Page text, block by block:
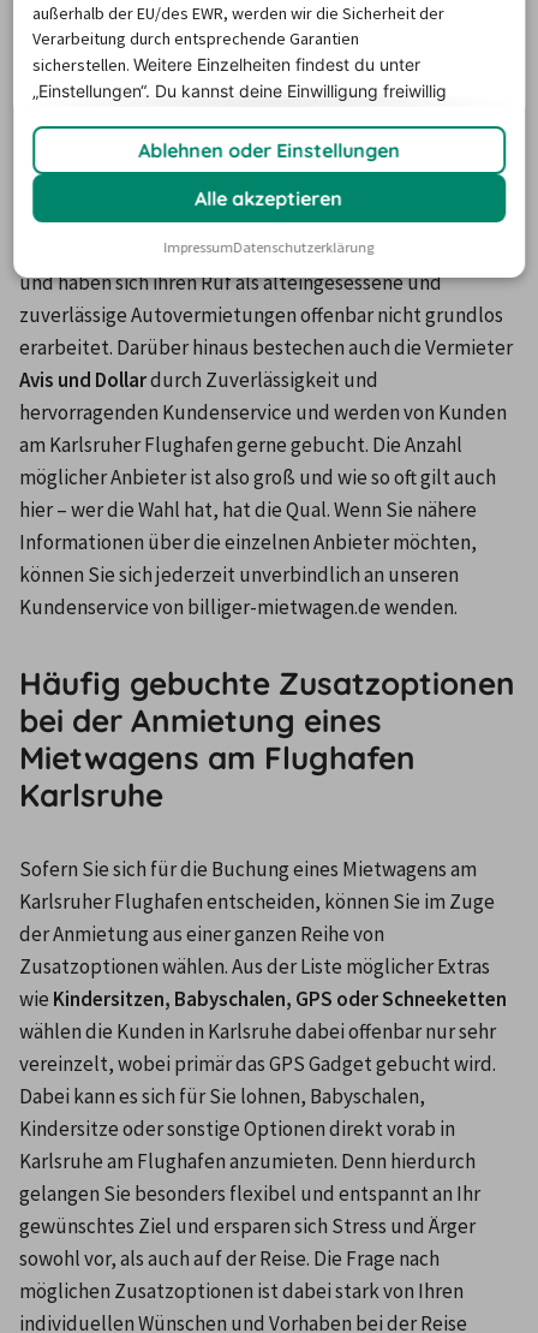
Meist gebuchte
Autovermietungen am Flughafen
Karlsruhe
Besonders beliebte Leihwagenanbieter in Karlsruhe sind
die Unternehmen Hertz, Enterprise und Europcar. Diese
Anbieter werden von Kunden besonders häufig gebucht
und haben sich ihren Ruf als alteingesessene und
zuverlässige Autovermietungen offenbar nicht grundlos
erarbeitet. Darüber hinaus bestechen auch die Vermieter
Avis und Dollar durch Zuverlässigkeit und
hervorragenden Kundenservice und werden von Kunden
am Karlsruher Flughafen gerne gebucht. Die Anzahl
möglicher Anbieter ist also groß und wie so oft gilt auch
hier – wer die Wahl hat, hat die Qual. Wenn Sie nähere
Informationen über die einzelnen Anbieter möchten,
können Sie sich jederzeit unverbindlich an unseren
Kundenservice von billiger-mietwagen.de wenden.
Häufig gebuchte Zusatzoptionen
bei der Anmietung eines
Mietwagens am Flughafen
Karlsruhe
Sofern Sie sich für die Buchung eines Mietwagens am
Karlsruher Flughafen entscheiden, können Sie im Zuge
der Anmietung aus einer ganzen Reihe von
Zusatzoptionen wählen. Aus der Liste möglicher Extras
wie Kindersitzen, Babyschalen, GPS oder Schneeketten
wählen die Kunden in Karlsruhe dabei offenbar nur sehr
vereinzelt, wobei primär das GPS Gadget gebucht wird.
Dabei kann es sich für Sie lohnen, Babyschalen,
Kindersitze oder sonstige Optionen direkt vorab in
Karlsruhe am Flughafen anzumieten. Denn hierdurch
gelangen Sie besonders flexibel und entspannt an Ihr
gewünschtes Ziel und ersparen sich Stress und Ärger
sowohl vor, als auch auf der Reise. Die Frage nach
möglichen Zusatzoptionen ist dabei stark von Ihren
individuellen Wünschen und Vorhaben bei der Reise
außerhalb der EU/des EWR, werden wir die Sicherheit der
Verarbeitung durch entsprechende Garantien
sicherstellen.Weitere Einzelheiten findest du unter
„Einstellungen“. Du kannst deine Einwilligung freiwillig
Ablehnen oder Einstellungen
Alle akzeptieren
ImpressumDatenschutzerklärung